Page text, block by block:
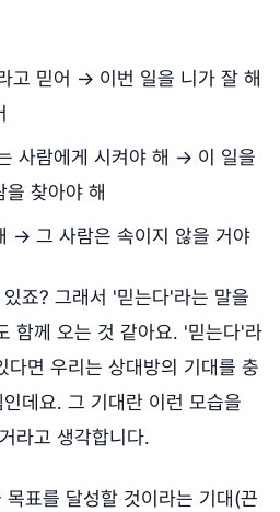
고 믿어 → 이번 일을 니가 잘 해
사람에게 시켜야 해 → 이 일을
찾아야 해
→ 그 사람은 속이지 않을 거야
죠? 그래서 '믿는다'라는 말을
함께 오는 것 같아요. '믿는다'라
다면 우리는 상대방의 기대를 충
데요. 그 기대란 이런 모습을
라고 생각합니다.
목표를 달성할 것이라는 기대(끈